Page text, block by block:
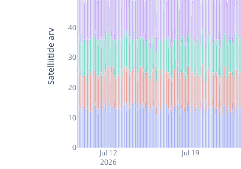
Jul 12
2026
Jul 19
0
10
20
30
40
Satelliitide arv